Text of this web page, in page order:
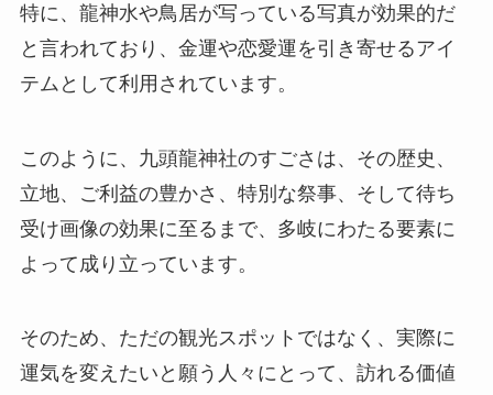
特に、龍神水や鳥居が写っている写真が効果的だ
と言われており、金運や恋愛運を引き寄せるアイ
テムとして利用されています。
このように、九頭龍神社のすごさは、その歴史、
立地、ご利益の豊かさ、特別な祭事、そして待ち
受け画像の効果に至るまで、多岐にわたる要素に
よって成り立っています。
そのため、ただの観光スポットではなく、実際に
運気を変えたいと願う人々にとって、訪れる価値